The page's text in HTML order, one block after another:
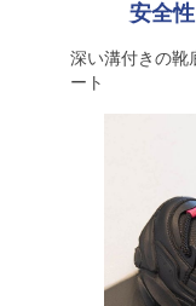
安全
深い溝付きの靴
ート